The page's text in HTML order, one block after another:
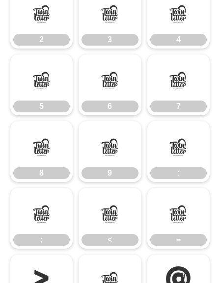
2
2
3
3
4
4
5
5
6
6
7
7
8
8
9
9
:
:
;
;
<
<
=
=